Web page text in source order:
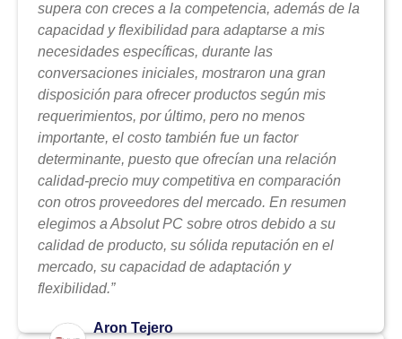
supera con creces a la competencia, además de la
capacidad y flexibilidad para adaptarse a mis
necesidades específicas, durante las
conversaciones iniciales, mostraron una gran
disposición para ofrecer productos según mis
requerimientos, por último, pero no menos
importante, el costo también fue un factor
determinante, puesto que ofrecían una relación
calidad-precio muy competitiva en comparación
con otros proveedores del mercado. En resumen
elegimos a Absolut PC sobre otros debido a su
calidad de producto, su sólida reputación en el
mercado, su capacidad de adaptación y
flexibilidad.”
Aron Tejero